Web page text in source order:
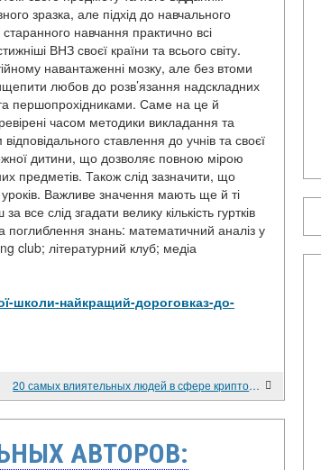
зразка, але підхід до навчального
старанного навчання практично всі
ВНЗ своєї країни та всього світу.
навантаженні мозку, але без втоми
любов до розв’язання надскладних
першопрохідниками. Саме на це й
часом методики викладання та
ставлення до учнів та своєї
дитини, що дозволяє повною мірою
предметів. Також слід зазначити, що
уроків. Важливе значення мають ще й ті
слід згадати велику кількість гуртків
поглиблення знань: математичний аналіз у
club; літературний клуб; медіа
школи-найкращий-дороговказ-до-
20 самых влиятельных людей в сфере криптовалюты. За этими аккаунтами в Twitter стоит следить, если в закладках вашего браузера есть лучшие криптобиржи!
АВТОРОВ: